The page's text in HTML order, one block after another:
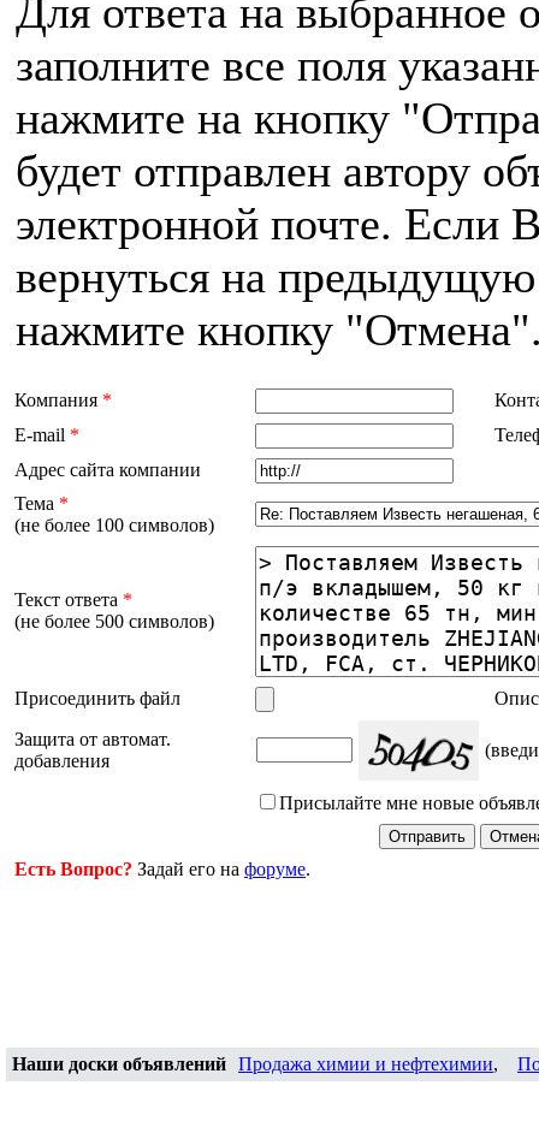
Для ответа на выбранное
заполните все поля
нажмите на кнопку
будет отправлен автору
электронной почте. Если
вернуться на
нажмите кнопку
Компания *
E-mail *
Адрес сайта компании
Тема *
(не более 100 символов)
Текст ответа *
(не более 500 символов)
Присоединить файл
Защита от автомат.
добавления
Присылайте мне новые
Есть Вопрос? Задай его на форуме.
Наши доски объявлений Продажа химии и нефтехимии,